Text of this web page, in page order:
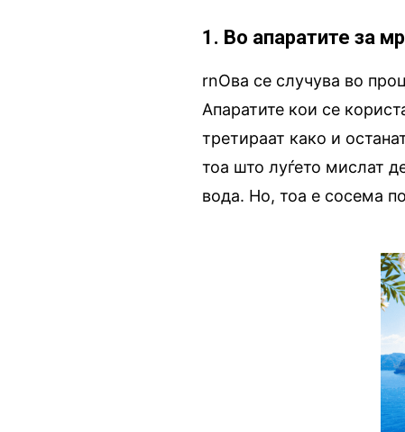
1. Во апаратите за
rnОва се случува во
Апаратите кои се
третираат како и
тоа што луѓето мислат
вода. Но, тоа е сосема